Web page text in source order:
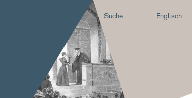
Suche Englisch